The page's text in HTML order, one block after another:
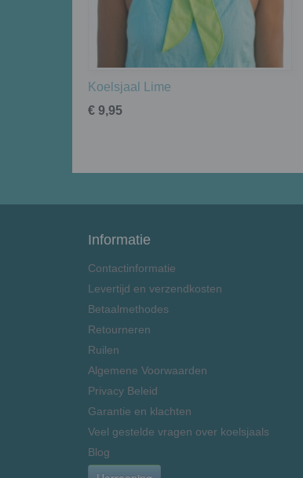
Koelsjaal Lime
€ 9,95
Informatie
Contactinformatie
Levertijd en verzendkosten
Betaalmethodes
Retourneren
Ruilen
Algemene Voorwaarden
Privacy Beleid
Garantie en klachten
Veel gestelde vragen over koelsjaals
Blog